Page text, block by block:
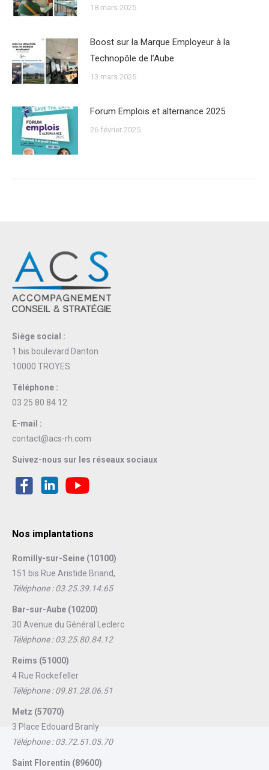
18 mars 2025
Boost sur la Marque Employeur à la
Technopôle de l’Aube
13 mars 2025
Forum Emplois et alternance 2025
26 février 2025
Siège social :
1 bis boulevard Danton
10000 TROYES
Téléphone :
03 25 80 84 12
E-mail :
contact@acs-rh.com
Suivez-nous sur les réseaux sociaux
Nos implantations
Romilly-sur-Seine (10100)
151 bis Rue Aristide Briand,
Téléphone : 03.25.39.14.65
Bar-sur-Aube (10200)
30 Avenue du Général Leclerc
Téléphone : 03.25.80.84.12
Reims (51000)
4 Rue Rockefeller
Téléphone : 09.81.28.06.51
Metz (57070)
3 Place Edouard Branly
Téléphone : 03.72.51.05.70
Saint Florentin (89600)